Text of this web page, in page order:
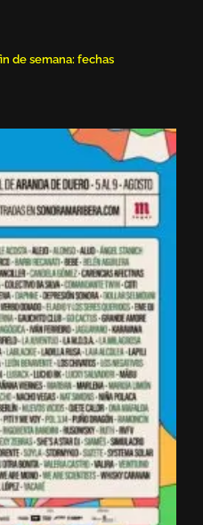
de semana: fechas